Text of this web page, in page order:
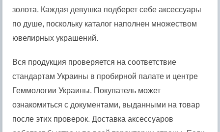
золота. Каждая девушка подберет себе аксессуары
по душе, поскольку каталог наполнен множеством
ювелирных украшений.
Вся продукция проверяется на соответствие
стандартам Украины в пробирной палате и центре
Геммологии Украины. Покупатель может
ознакомиться с документами, выданными на товар
после этих проверок. Доставка аксессуаров